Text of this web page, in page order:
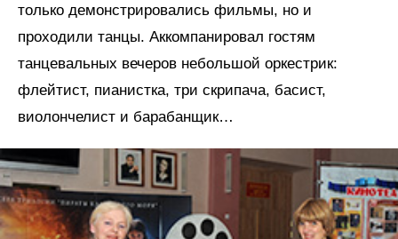
только демонстрировались фильмы, но и
проходили танцы. Аккомпанировал гостям
танцевальных вечеров небольшой оркестрик:
флейтист, пианистка, три скрипача, басист,
виолончелист и барабанщик…